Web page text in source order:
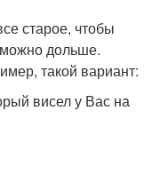
старое, чтобы
можно дольше.
такой вариант:
висел у Вас на